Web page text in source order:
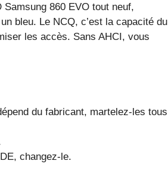
860 EVO tout neuf,
bleu. Le NCQ, c’est la capacité du
les accès. Sans AHCI, vous
du fabricant, martelez-les tous
changez-le.